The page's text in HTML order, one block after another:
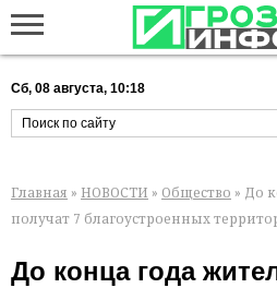
Сб, 08 августа, 10:18
Главная » НОВОСТИ » Общество » До
получат 7 благоустроенных
До конца года